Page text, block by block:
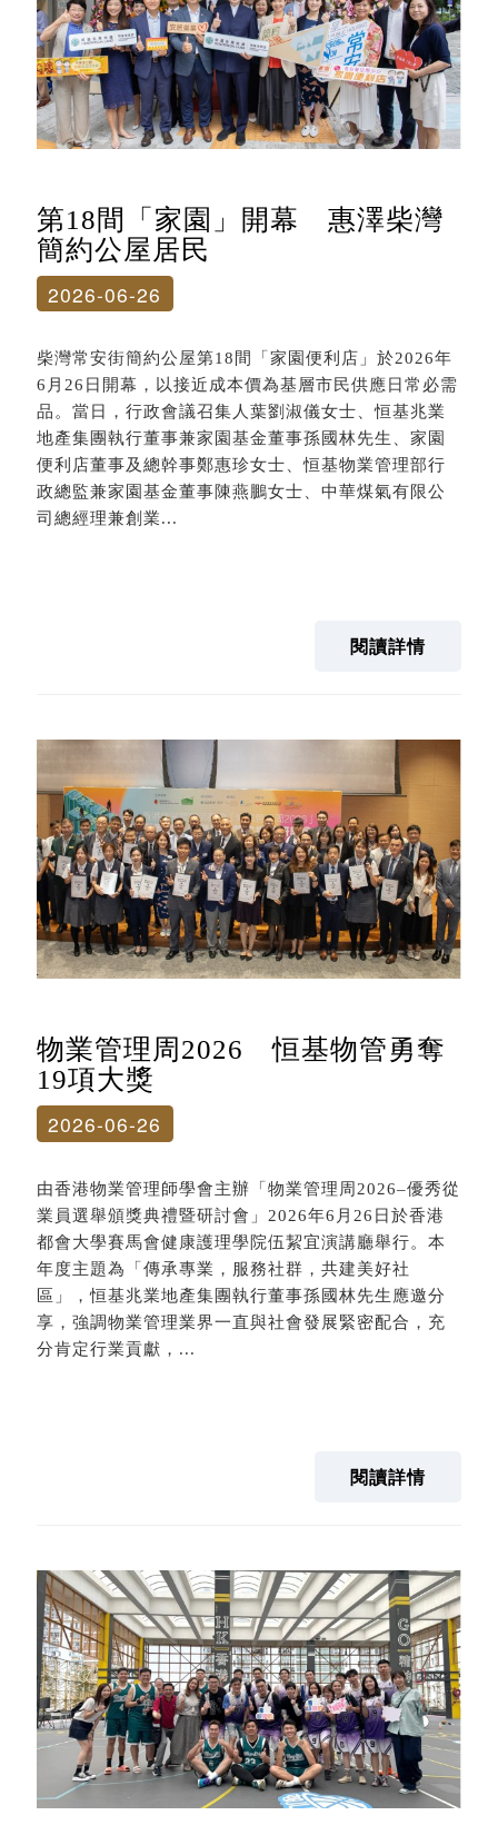
第18間「家園」開幕 惠澤柴灣
簡約公屋居民
2026-06-26
柴灣常安街簡約公屋第18間「家園便利店」於2026年
6月26日開幕，以接近成本價為基層市民供應日常必需
品。當日，行政會議召集人葉劉淑儀女士、恒基兆業
地產集團執行董事兼家園基金董事孫國林先生、家園
便利店董事及總幹事鄭惠珍女士、恒基物業管理部行
政總監兼家園基金董事陳燕鵬女士、中華煤氣有限公
司總經理兼創業...
閱讀詳情
物業管理周2026 恒基物管勇奪
19項大獎
2026-06-26
由香港物業管理師學會主辦「物業管理周2026–優秀從
業員選舉頒獎典禮暨研討會」2026年6月26日於香港
都會大學賽馬會健康護理學院伍絜宜演講廳舉行。本
年度主題為「傳承專業，服務社群，共建美好社
區」，恒基兆業地產集團執行董事孫國林先生應邀分
享，強調物業管理業界一直與社會發展緊密配合，充
分肯定行業貢獻，...
閱讀詳情